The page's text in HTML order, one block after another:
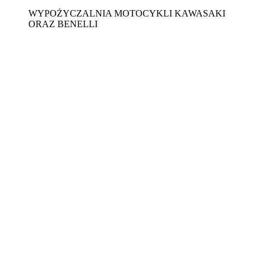
WYPOŻYCZALNIA MOTOCYKLI KAWASAKI
ORAZ BENELLI